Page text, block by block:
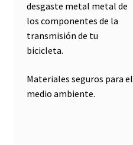
desgaste metal metal de
los componentes de la
transmisión de tu
bicicleta.
Materiales seguros para el
medio ambiente.